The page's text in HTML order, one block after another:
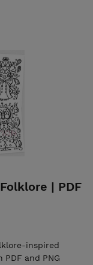
immediately
and the file
your bunny
flow!
| PDF
inspired
and PNG